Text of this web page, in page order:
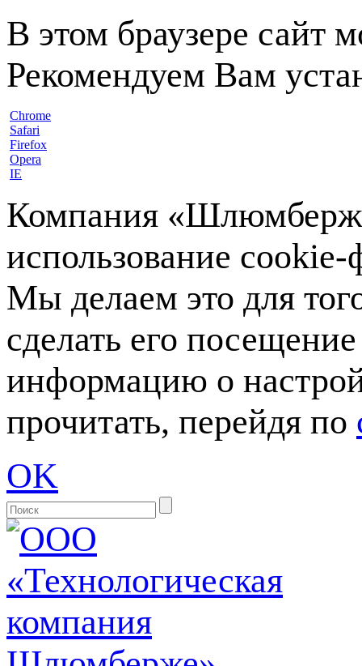
В этом браузере сайт
Рекомендуем Вам
Chrome
Safari
Firefox
Opera
IE
Компания
использование
Мы делаем это для
сделать его
информацию о
прочитать, перейдя по
OK